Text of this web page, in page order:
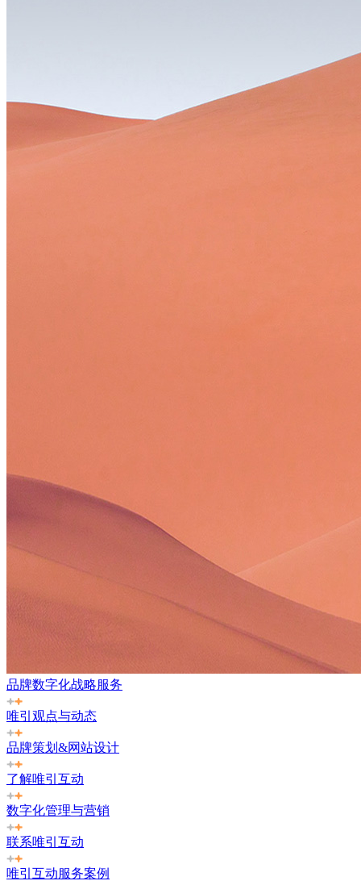
品牌数字化战略服务
唯引观点与动态
品牌策划&网站设计
了解唯引互动
数字化管理与营销
联系唯引互动
唯引互动服务案例